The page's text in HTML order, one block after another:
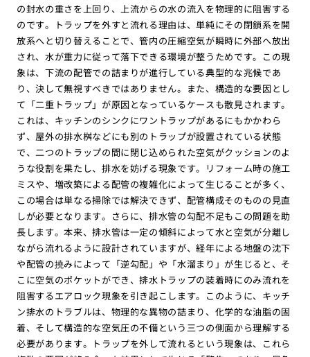
の封水の重さを上回り、上流からの水の流入を物理的に阻害する
のです。トラップを外すと流れる理由は、単純にその閉鎖系を開
放系へと切り替えることで、管内の圧縮空気が瞬時に外部へ放出
され、水が重力に従って落下できる環境が整うためです。この現
象は、下流の配管での詰まりが進行している典型的な兆候であ
り、決して無視すべきではありません。また、構造的な要因とし
て「二重トラップ」が原因となっているケースも散見されます。
これは、キッチンのシンクにワントラップがあるにもかかわら
ず、屋外の排水桝などにも別のトラップが設置されている状態
で、二つのトラップの間に閉じ込められた空気がクッションのよ
うな役割を果たし、排水を妨げる現象です。リフォーム時の施工
ミスや、増改築による配管の複雑化によって生じることが多く、
この場合は単なる掃除では解決できず、配管構成そのものの見直
しが必要となります。さらに、排水管の勾配不足もこの問題を助
長します。本来、排水管は一定の傾斜によって水と空気が分離し
ながら流れるように設計されていますが、経年による地盤の沈下
や配管の撓みによって「逆勾配」や「水溜まり」が生じると、そ
こに空気のポケットができ、排水トラップの装着時にのみ流れを
阻害するエアロック現象を引き起こします。このように、キッチ
ン排水のトラブルは、物理的な異物の詰まり、化学的な油脂の固
着、そして構造的な空気圧の不備という三つの側面から理解する
必要があります。トラップを外して流れるという現象は、これら